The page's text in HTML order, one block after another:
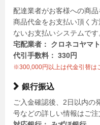
配達業者がお客様への商
商品代金をお支払い頂く
ないお支払いシステムです
宅配業者： クロネコヤマト
代引手数料： 330円
※300,000円以上は代金引替は
銀行振込
ご入金確認後、2日以内の
号などの詳しい情報はご注